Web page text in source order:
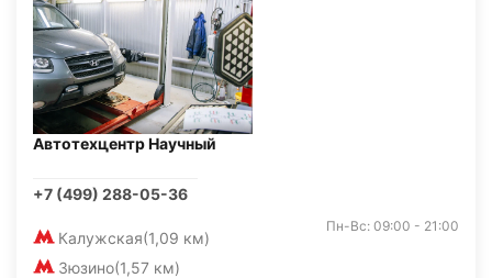
Автотехцентр Научный
+7 (499) 288-05-36
Калужская(1,09 км)
Зюзино(1,57 км)
Пн-Вс: 09:00 - 21:00